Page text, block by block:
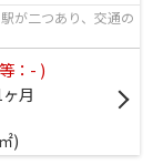
が二つあり、交通の
：- )
月
)